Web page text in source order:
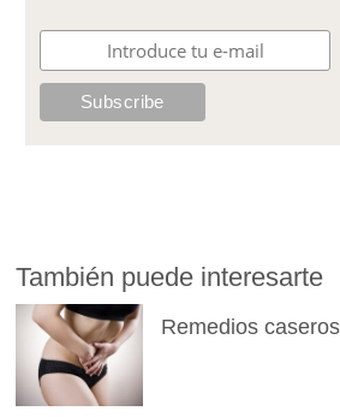
También puede interesarte
Remedios